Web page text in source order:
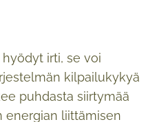
irti, se voi
kilpailukykyä
puhdasta siirtymää
energian liittämisen